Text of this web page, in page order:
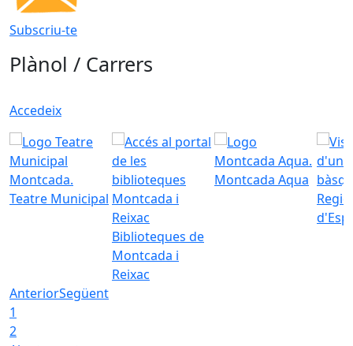
Subscriu-te
Plànol / Carrers
Accedeix
Teatre Municipal
Biblioteques de
Montcada i
Reixac
Montcada Aqua
AnteriorSegüent
1
2